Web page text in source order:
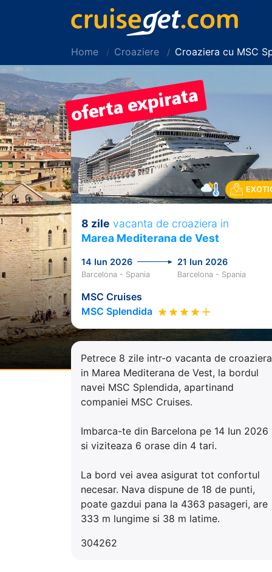
Home Croaziere Croaziera cu MSC
Previous
8 zile vacanta de croaziera in
Marea Mediterana de Vest
14 Iun 2026 21 Iun 2026
Barcelona - Spania Barcelona - Spania
MSC Cruises
MSC Splendida
Petrece 8 zile intr-o vacanta de croaziera
in Marea Mediterana de Vest, la bordul
navei MSC Splendida, apartinand
companiei MSC Cruises.
Imbarca-te din Barcelona pe 14 Iun 2026
si viziteaza 6 orase din 4 tari.
La bord vei avea asigurat tot confortul
necesar. Nava dispune de 18 de punti,
poate gazdui pana la 4363 pasageri, are
333 m lungime si 38 m latime.
304262